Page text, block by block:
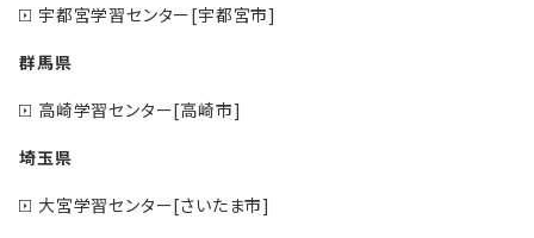
宇都宮学習センター[宇都宮市]
群馬県
高崎学習センター[高崎市]
埼玉県
大宮学習センター[さいたま市]